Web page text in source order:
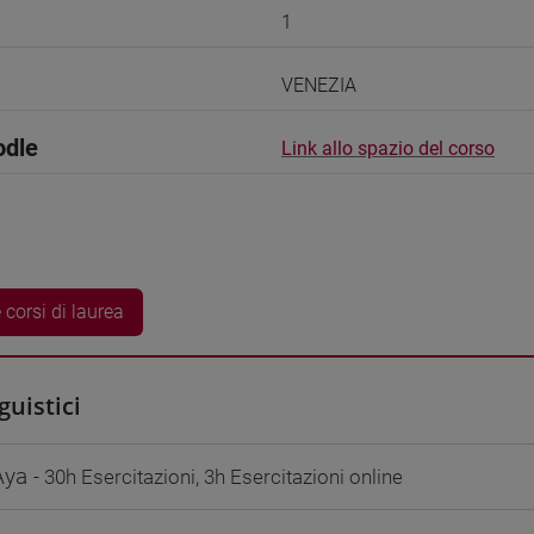
1
VENEZIA
Link allo spazio del corso
di laurea
- 30h Esercitazioni, 3h Esercitazioni online